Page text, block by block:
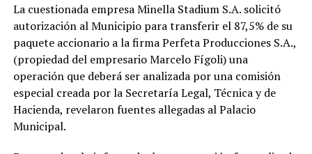
La cuestionada empresa Minella Stadium S.A. solicitó
autorización al Municipio para transferir el 87,5% de su
paquete accionario a la firma Perfeta Producciones S.A.,
(propiedad del empresario Marcelo Fígoli) una
operación que deberá ser analizada por una comisión
especial creada por la Secretaría Legal, Técnica y de
Hacienda, revelaron fuentes allegadas al Palacio
Municipal.